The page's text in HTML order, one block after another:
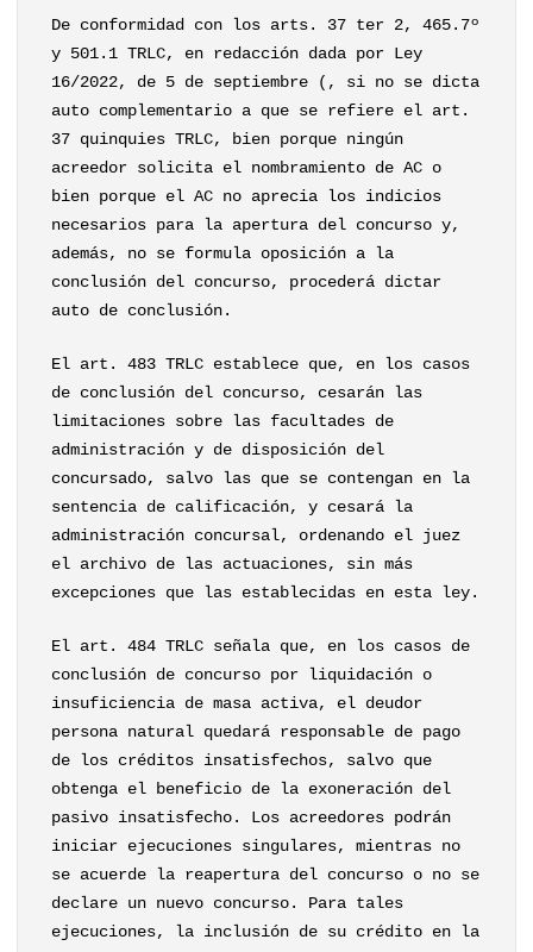
De conformidad con los arts. 37 ter 2, 465.7º
y 501.1 TRLC, en redacción dada por Ley
16/2022, de 5 de septiembre (, si no se dicta
auto complementario a que se refiere el art.
37 quinquies TRLC, bien porque ningún
acreedor solicita el nombramiento de AC o
bien porque el AC no aprecia los indicios
necesarios para la apertura del concurso y,
además, no se formula oposición a la
conclusión del concurso, procederá dictar
auto de conclusión.
El art. 483 TRLC establece que, en los casos
de conclusión del concurso, cesarán las
limitaciones sobre las facultades de
administración y de disposición del
concursado, salvo las que se contengan en la
sentencia de calificación, y cesará la
administración concursal, ordenando el juez
el archivo de las actuaciones, sin más
excepciones que las establecidas en esta ley.
El art. 484 TRLC señala que, en los casos de
conclusión de concurso por liquidación o
insuficiencia de masa activa, el deudor
persona natural quedará responsable de pago
de los créditos insatisfechos, salvo que
obtenga el beneficio de la exoneración del
pasivo insatisfecho. Los acreedores podrán
iniciar ejecuciones singulares, mientras no
se acuerde la reapertura del concurso o no se
declare un nuevo concurso. Para tales
ejecuciones, la inclusión de su crédito en la